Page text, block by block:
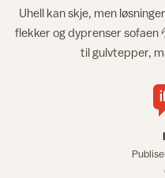
Uhell kan skje, men
flekker og dyprenser sofaen
til gulvtepper,